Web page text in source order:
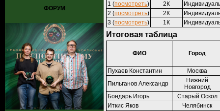
ФОРУМ
1 (посмотреть) 2К
2 (посмотреть) 2К
3 (посмотреть) 1К
Итоговая таблица
ФИО Город
Пухаев Константин
Москва
Пильганов Александр
Нижний
Новгород
Бондарь Игорь
Старый Оскол
Иткис Яков
Челябинск